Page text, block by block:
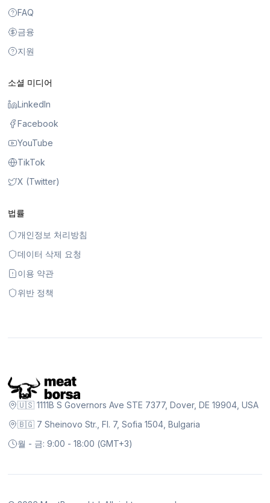
FAQ
금융
지원
소셜 미디어
LinkedIn
Facebook
YouTube
TikTok
X (Twitter)
법률
개인정보 처리방침
데이터 삭제 요청
이용 약관
위반 정책
🇺🇸 1111B S Governors Ave STE 7377, Dover, DE 19904, USA
🇧🇬 7 Sheinovo Str., Fl. 7, Sofia 1504, Bulgaria
월 - 금: 9:00 - 18:00 (GMT+3)